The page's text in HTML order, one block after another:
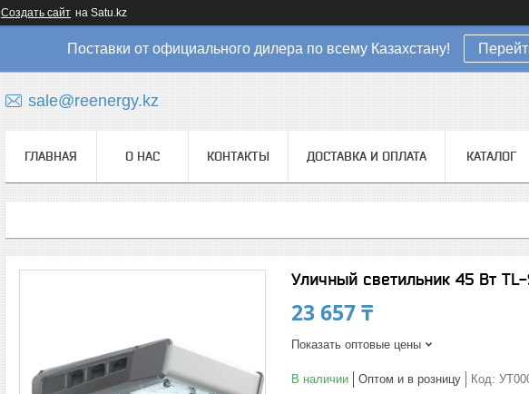
Создать сайт на Satu.kz
Поставки от официального дилера по всему Казахстану!
sale@reenergy.kz
ГЛАВНАЯ О НАС КОНТАКТЫ ДОСТАВКА И ОПЛАТА КАТАЛОГ
Уличный светильник 45 Вт
23 657 ₸
Показать оптовые цены
В наличии Оптом и в розницу Код: